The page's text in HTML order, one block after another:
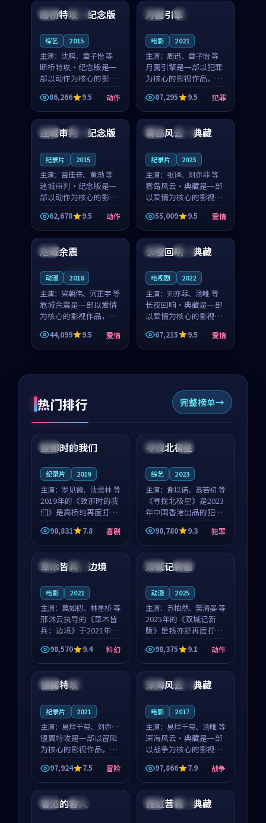
中国 完结
断桥特攻·纪念版
综艺 2015
主演： 沈腾、章子怡 等
断桥特攻·纪念版是一
部以动作为核心的影视
作品，围绕危机、反转
与人物成长展开，整体
节奏紧凑，值得推荐观
看。
86,266 9.5 动作
英国 独播
月面引擎
电影 2021
主演： 周迅、章子怡 等
月面引擎是一部以犯罪
为核心的影视作品，围
绕危机、反转与人物成
长展开，整体节奏紧
凑，值得推荐观看。
87,295 9.5 犯罪
中国 杜比
迷城审判·纪念版
纪录片 2015
主演： 雷佳音、黄渤 等
迷城审判·纪念版是一
部以动作为核心的影视
作品，围绕危机、反转
与人物成长展开，整体
节奏紧凑，值得推荐观
看。
62,678 9.5 动作
美国 热播
雾岛风云·典藏
纪录片 2023
主演： 张译、刘亦菲 等
雾岛风云·典藏是一部
以爱情为核心的影视作
品，围绕危机、反转与
人物成长展开，整体节
奏紧凑，值得推荐观
看。
55,009 9.5 爱情
法国
危城余震
动漫 2018
主演： 梁朝伟、河正宇 等
危城余震是一部以爱情
为核心的影视作品，围
绕危机、反转与人物成
长展开，整体节奏紧
凑，值得推荐观看。
44,099 9.5 爱情
英国 独播
长夜回响·典藏
电视剧 2022
主演： 刘亦菲、汤唯 等
长夜回响·典藏是一部
以爱情为核心的影视作
品，围绕危机、反转与
人物成长展开，整体节
奏紧凑，值得推荐观
67,215 9.5 爱情
热门排行 完整榜单
中国 4K
99:22
致那时的我们
纪录片 2019
主演： 罗见微、沈意林 等
2019年的《致那时的我
们》是高桥纯再度打磨
的喜剧佳作。中国大陆
的取景与都市寓言的氛
围相互成就，罗见微与
沈意林的对手戏自然克
制，让整部影片在悬
98,831 7.8 喜剧
中国 4K
99:18
寻找北极星
综艺 2023
主演： 谢以诺、高若初 等
《寻找北极星》是2023
年中国香港出品的犯罪
新作，主创团队希望用
公路冒险的故事让观众
停下来想一想。谢以诺
领衔，高若初担任重要
角色，戚南柯的叙事
98,780 9.3 犯罪
泰国 独播
草木皆兵：边境
电影 2021
主演： 莫如初、林星桥 等
邢沐云执导的《草木皆
兵：边境》于2021年面
世，泰国的城市气质与
校园青春的人物心境共
同构筑了影片基调。莫
如初、林星桥用细腻的
表演撑起整部科幻电
98,570 9.4 科幻
中国 独播
双城记新版
动漫 2025
主演： 苏柏然、樊清晏 等
2025年的《双城记新
版》是钱亦舒再度打磨
的动作佳作。中国大陆
的取景与沙漠探险的氛
围相互成就，苏柏然与
樊清晏的对手戏自然克
制，让整部影片在悬念
98,375 9.1 动作
法国 院线
银翼特攻
纪录片 2021
主演： 易烊千玺、刘亦菲
等
银翼特攻是一部以冒险
为核心的影视作品，围
绕危机、反转与人物成
长展开，整体节奏紧
凑，值得推荐观看。
97,924 7.5 冒险
英国 杜比
深海风云·典藏
电影 2017
主演： 易烊千玺、汤唯 等
深海风云·典藏是一部
以战争为核心的影视作
品，围绕危机、反转与
人物成长展开，整体节
奏紧凑，值得推荐观
看。
97,866 7.9 战争
泰国 完结
看见的客人 中国 独播
霓虹营救·典藏